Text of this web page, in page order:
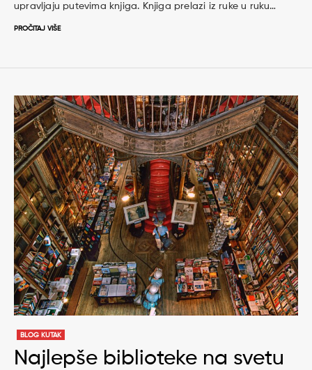
upravljaju putevima knjiga. Knjiga prelazi iz ruke u ruku…
PROČITAJ VIŠE
BLOG KUTAK
Najlepše biblioteke na svetu